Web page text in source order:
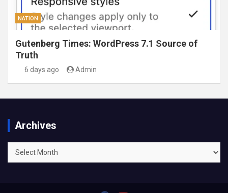
NATION
Gutenberg Times: WordPress 7.1 Source of
Truth
6 days ago Admin
Archives
Archives